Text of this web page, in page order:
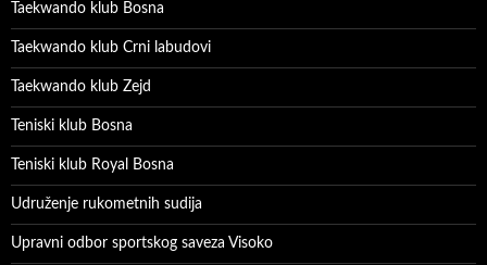
Taekwando klub Bosna
Taekwando klub Crni labudovi
Taekwando klub Zejd
Teniski klub Bosna
Teniski klub Royal Bosna
Udruženje rukometnih sudija
Upravni odbor sportskog saveza Visoko